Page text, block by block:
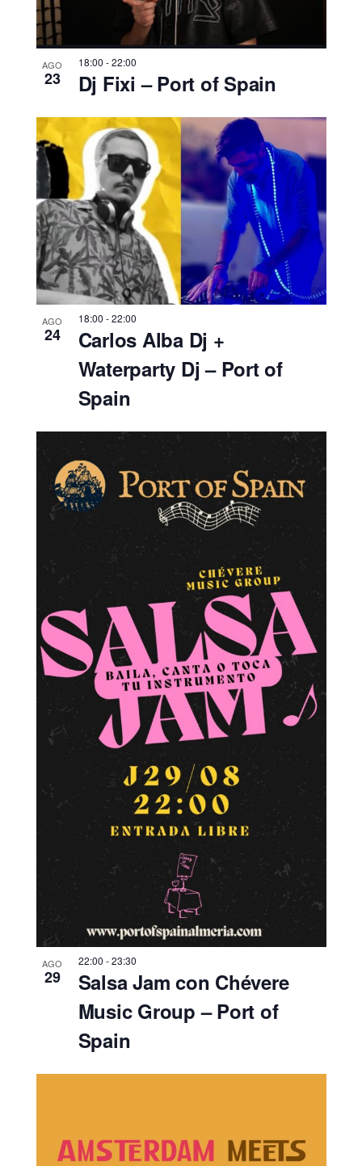
AGO
23
18:00 -22:00
Dj Fixi – Port of Spain
AGO
24
18:00 -22:00
Carlos Alba Dj +
Waterparty Dj – Port of
Spain
AGO
29
22:00 -23:30
Salsa Jam con Chévere
Music Group – Port of
Spain